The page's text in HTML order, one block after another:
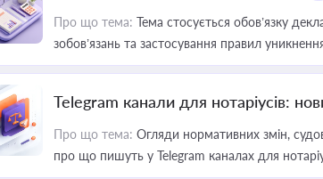
Про що тема: Тема стосується обов’язку
зобов’язань та застосування правил
Telegram канали для нотаріусів:
Про що тема: Огляди нормативних змін,
про що пишуть у Telegram каналах для